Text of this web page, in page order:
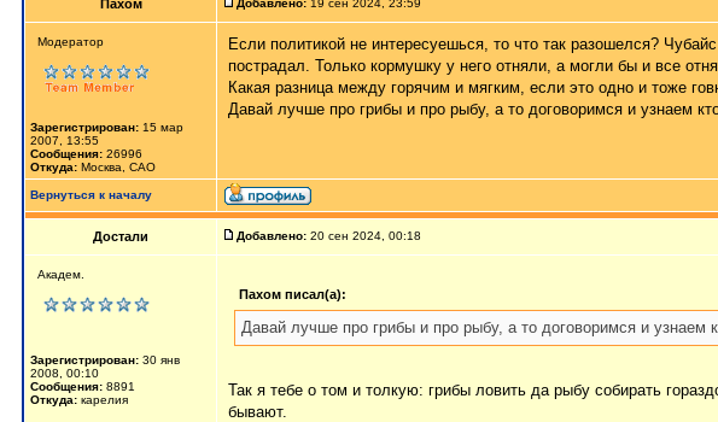
Пахом Добавлено: 19 сен 2024, 23:59
Мoдератор
Зарегистрирован: 15 мар
2007, 13:55
Сообщения: 26996
Откуда: Москва, САО
Если политикой не интересуешься, то что так разошелся?
пострадал. Только кормушку у него отняли, а могли бы и все
Какая разница между горячим и мягким, если это одно и тоже
Давай лучше про грибы и про рыбу, а то договоримся и узнаем
Вернуться к началу
Достали Добавлено: 20 сен 2024, 00:18
Академ.
Зарегистрирован: 30 янв
2008, 00:10
Сообщения: 8891
Откуда: карелия
Пахом писал(а):
Давай лучше про грибы и про рыбу, а то договоримся и узнаем
Так я тебе о том и толкую: грибы ловить да рыбу собирать
бывают.